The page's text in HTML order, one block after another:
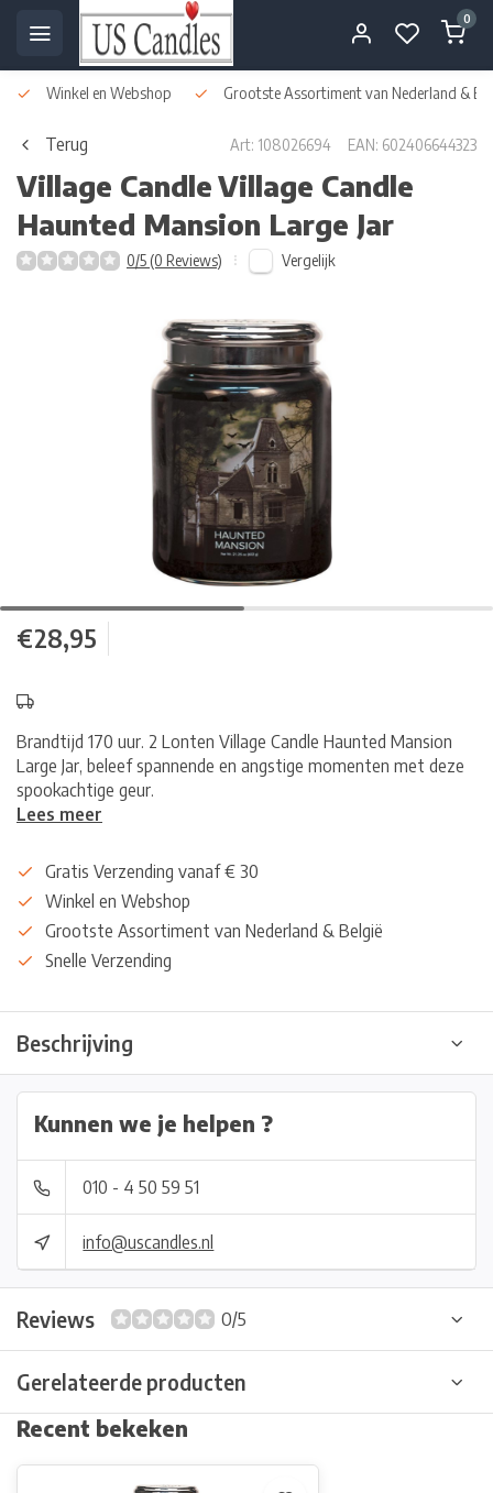
0
Winkel en Webshop Grootste Assortiment van Nederland &
Terug Art: 108026694 EAN: 602406644323
Village CandleVillage Candle
Haunted Mansion Large Jar
0/5 (0 Reviews) Vergelijk
€28,95
Brandtijd 170 uur. 2 Lonten Village Candle Haunted Mansion
Large Jar, beleef spannende en angstige momenten met deze
spookachtige geur.
Lees meer
Gratis Verzending vanaf € 30
Winkel en Webshop
Grootste Assortiment van Nederland & België
Snelle Verzending
Beschrijving
Kunnen we je helpen ?
010 - 4 50 59 51
info@uscandles.nl
Reviews 0/5
Gerelateerde producten
Recent bekeken